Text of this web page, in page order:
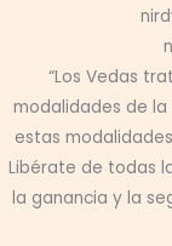
“Los Vedas
modalidades de
estas
Libérate de todas
la ganancia y la